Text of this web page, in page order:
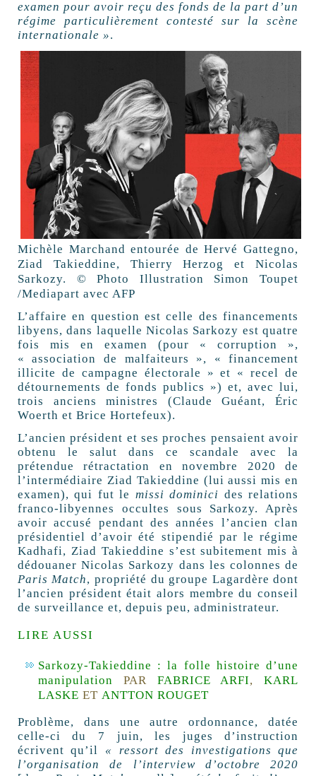
examen pour avoir reçu des fonds de la part d’un
régime particulièrement contesté sur la scène
internationale ».
Michèle Marchand entourée de Hervé Gattegno,
Ziad Takieddine, Thierry Herzog et Nicolas
Sarkozy. © Photo Illustration Simon Toupet
/Mediapart avec AFP
L’affaire en question est celle des financements
libyens, dans laquelle Nicolas Sarkozy est quatre
fois mis en examen (pour « corruption »,
« association de malfaiteurs », « financement
illicite de campagne électorale » et « recel de
détournements de fonds publics ») et, avec lui,
trois anciens ministres (Claude Guéant, Éric
Woerth et Brice Hortefeux).
L’ancien président et ses proches pensaient avoir
obtenu le salut dans ce scandale avec la
prétendue rétractation en novembre 2020 de
l’intermédiaire Ziad Takieddine (lui aussi mis en
examen), qui fut le missi dominici des relations
franco-libyennes occultes sous Sarkozy. Après
avoir accusé pendant des années l’ancien clan
présidentiel d’avoir été stipendié par le régime
Kadhafi, Ziad Takieddine s’est subitement mis à
dédouaner Nicolas Sarkozy dans les colonnes de
Paris Match, propriété du groupe Lagardère dont
l’ancien président était alors membre du conseil
de surveillance et, depuis peu, administrateur.
LIRE AUSSI
Sarkozy-Takieddine : la folle histoire d’une
manipulation PAR FABRICE ARFI,KARL
LASKE ET ANTTON ROUGET
Problème, dans une autre ordonnance, datée
celle-ci du 7 juin, les juges d’instruction
écrivent qu’il « ressort des investigations que
l’organisation de l’interview d’octobre 2020